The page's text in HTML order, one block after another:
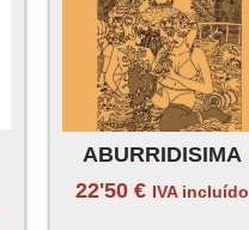
ABURRIDISIMA
22'50€ IVA incluído